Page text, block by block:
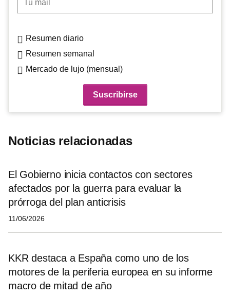
Resumen diario
Resumen semanal
Mercado de lujo (mensual)
Noticias relacionadas
El Gobierno inicia contactos con sectores
afectados por la guerra para evaluar la
prórroga del plan anticrisis
11/06/2026
KKR destaca a España como uno de los
motores de la periferia europea en su informe
macro de mitad de año